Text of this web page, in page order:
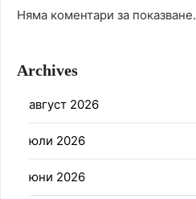
Няма коментари за показване.
Archives
август 2026
юли 2026
юни 2026